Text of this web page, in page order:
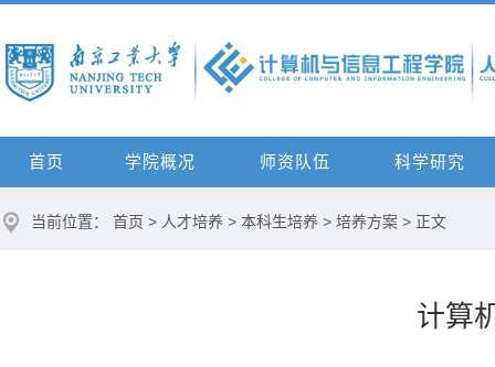
首页 学院概况 师资队伍 科学研究
当前位置： 首页 > 人才培养 > 本科生培养 > 培养方案 > 正文
计算